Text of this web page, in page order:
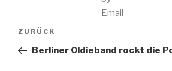
Beitrags-
Vorheriger
Beitrag
ZURÜCK
Berliner Oldieband rockt die